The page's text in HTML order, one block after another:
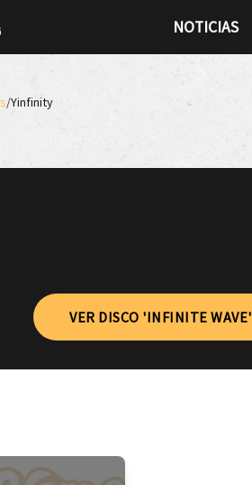
NOTICIAS
/Yinfinity
VER DISCO 'INFINITE WAVE'